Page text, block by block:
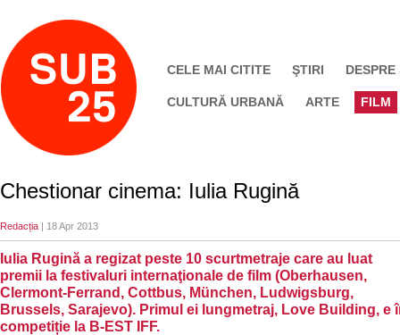
CELE MAI CITITE ŞTIRI DESPRE
CULTURĂ URBANĂ ARTE FILM
Chestionar cinema: Iulia Rugină
Redacția | 18 Apr 2013
Iulia Rugină a regizat peste 10 scurtmetraje care au luat
premii la festivaluri internaţionale de film (Oberhausen,
Clermont-Ferrand, Cottbus, München, Ludwigsburg,
Brussels, Sarajevo). Primul ei lungmetraj, Love Building, e
competiție la B-EST IFF.